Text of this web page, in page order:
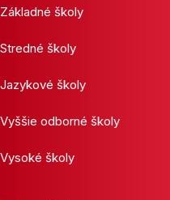
Základné školy
Stredné školy
Jazykové školy
Vyššie odborné školy
Vysoké školy